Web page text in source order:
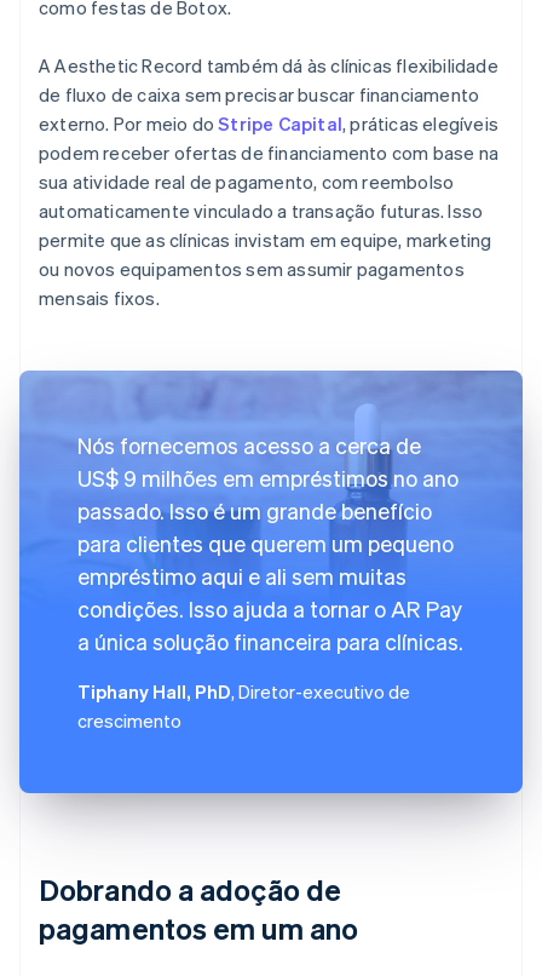
como festas de Botox.
A Aesthetic Record também dá às clínicas flexibilidade
de fluxo de caixa sem precisar buscar financiamento
externo. Por meio doStripe Capital, práticas elegíveis
podem receber ofertas de financiamento com base na
sua atividade real de pagamento, com reembolso
automaticamente vinculado a transação futuras. Isso
permite que as clínicas invistam em equipe, marketing
ou novos equipamentos sem assumir pagamentos
mensais fixos.
Nós fornecemos acesso a cerca de
US$ 9 milhões em empréstimos no ano
passado. Isso é um grande benefício
para clientes que querem um pequeno
empréstimo aqui e ali sem muitas
condições. Isso ajuda a tornar o AR Pay
a única solução financeira para clínicas.
Tiphany Hall, PhD, Diretor-executivo de
crescimento
Dobrando a adoção de
pagamentos em um ano